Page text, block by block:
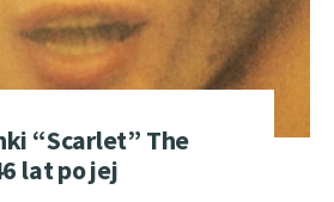
“Scarlet” The
lat po jej